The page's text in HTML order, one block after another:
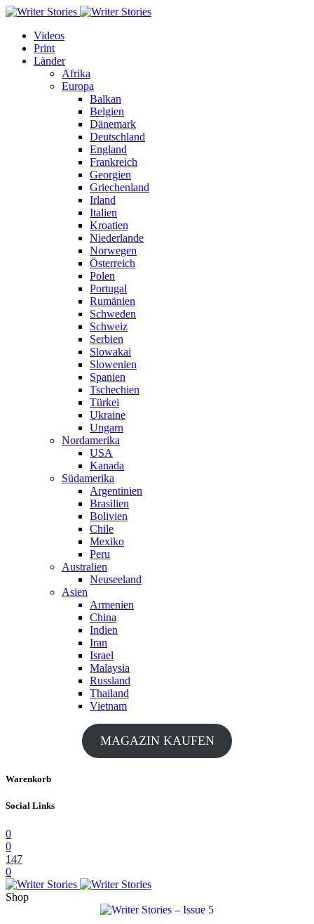
Videos
Print
Länder
Afrika
Europa
Balkan
Belgien
Dänemark
Deutschland
England
Frankreich
Georgien
Griechenland
Irland
Italien
Kroatien
Niederlande
Norwegen
Österreich
Polen
Portugal
Rumänien
Schweden
Schweiz
Serbien
Slowakai
Slowenien
Spanien
Tschechien
Türkei
Ukraine
Ungarn
Nordamerika
USA
Kanada
Südamerika
Argentinien
Brasilien
Bolivien
Chile
Mexiko
Peru
Australien
Neuseeland
Asien
Armenien
China
Indien
Iran
Israel
Malaysia
Russland
Thailand
Vietnam
MAGAZIN KAUFEN
Warenkorb
Social Links
0
0
147
0
Shop